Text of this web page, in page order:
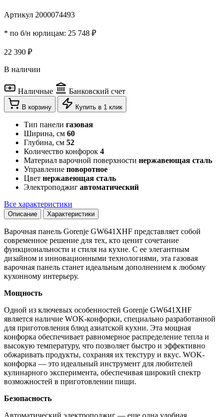
Артикул 2000074493
* по б/н юрлицам: 25 748 ₽
22 390 ₽
В наличии
Наличные Банковский счет
В корзину Купить в 1 клик
Тип панели газовая
Ширина, см 60
Глубина, см 52
Количество конфорок 4
Материал варочной поверхности нержавеющая сталь
Управление поворотное
Цвет нержавеющая сталь
Электроподжиг автоматический
Все характеристики
Описание Характеристики
Варочная панель Gorenje GW641XHF представляет собой
современное решение для тех, кто ценит сочетание
функциональности и стиля на кухне. С ее элегантным
дизайном и инновационными технологиями, эта газовая
варочная панель станет идеальным дополнением к любому
кухонному интерьеру.
Мощность
Одной из ключевых особенностей Gorenje GW641XHF
является наличие WOK-конфорки, специально разработанной
для приготовления блюд азиатской кухни. Эта мощная
конфорка обеспечивает равномерное распределение тепла и
высокую температуру, что позволяет быстро и эффективно
обжаривать продукты, сохраняя их текстуру и вкус. WOK-
конфорка — это идеальный инструмент для любителей
кулинарного эксперимента, обеспечивая широкий спектр
возможностей в приготовлении пищи.
Безопасность
Автоматический электроподжиг — еще одна удобная